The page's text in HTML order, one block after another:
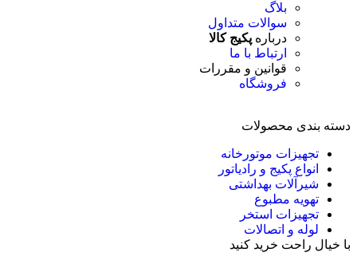
بلاگ
سوالات متداول
درباره پکیج کالا
ارتباط با ما
قوانین و مقررات
فروشگاه
دسته بندی محصولات
تجهیزات موتورخانه
انواع پکیج و رادیاتور
شیرآلات بهداشتی
تهویه مطبوع
تجهیزات استخر
لوله و اتصالات
با خیال راحت خرید کنید